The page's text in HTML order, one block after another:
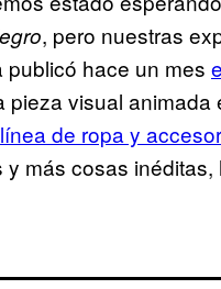
, pero nuestras
hace un mes
visual animada
línea de ropa y
más cosas